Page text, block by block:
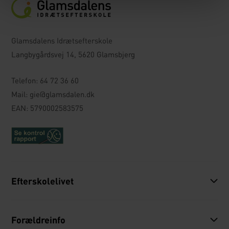
Glamsdalens Idrætsefterskole
Langbygårdsvej 14, 5620 Glamsbjerg
Telefon: 64 72 36 60
Mail: gie@glamsdalen.dk
EAN: 5790002583575
Efterskolelivet
Forældreinfo